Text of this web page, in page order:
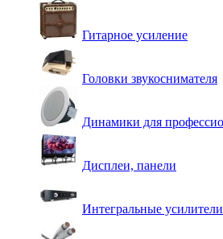
Гитарное усиление
Головки звукоснимателя
Динамики для
Дисплеи, панели
Интегральные усилители